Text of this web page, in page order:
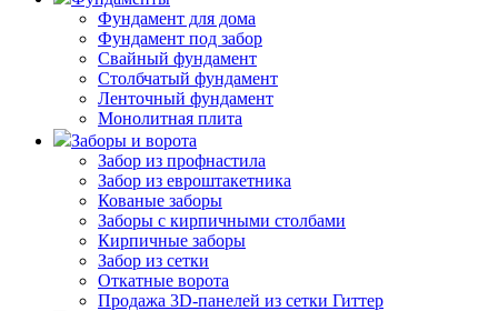
Фундамент для дома
Фундамент под забор
Свайный фундамент
Столбчатый фундамент
Ленточный фундамент
Монолитная плита
Заборы и ворота
Забор из профнастила
Забор из евроштакетника
Кованые заборы
Заборы с кирпичными столбами
Кирпичные заборы
Забор из сетки
Откатные ворота
Продажа 3D-панелей из сетки Гиттер